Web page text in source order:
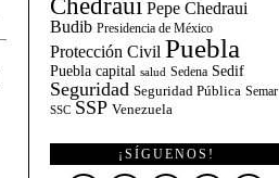
Pepe Chedraui
Budib Presidencia de México
Protección Civil Puebla
Puebla capital salud Sedena Sedif
Seguridad Seguridad Pública Semar
SSC SSP Venezuela
¡SÍGUENOS!